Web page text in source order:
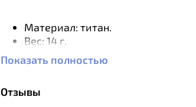
Материал: титан.
Вес: 14 г.
Страна: Германия.
Показать полностью
Отзывы